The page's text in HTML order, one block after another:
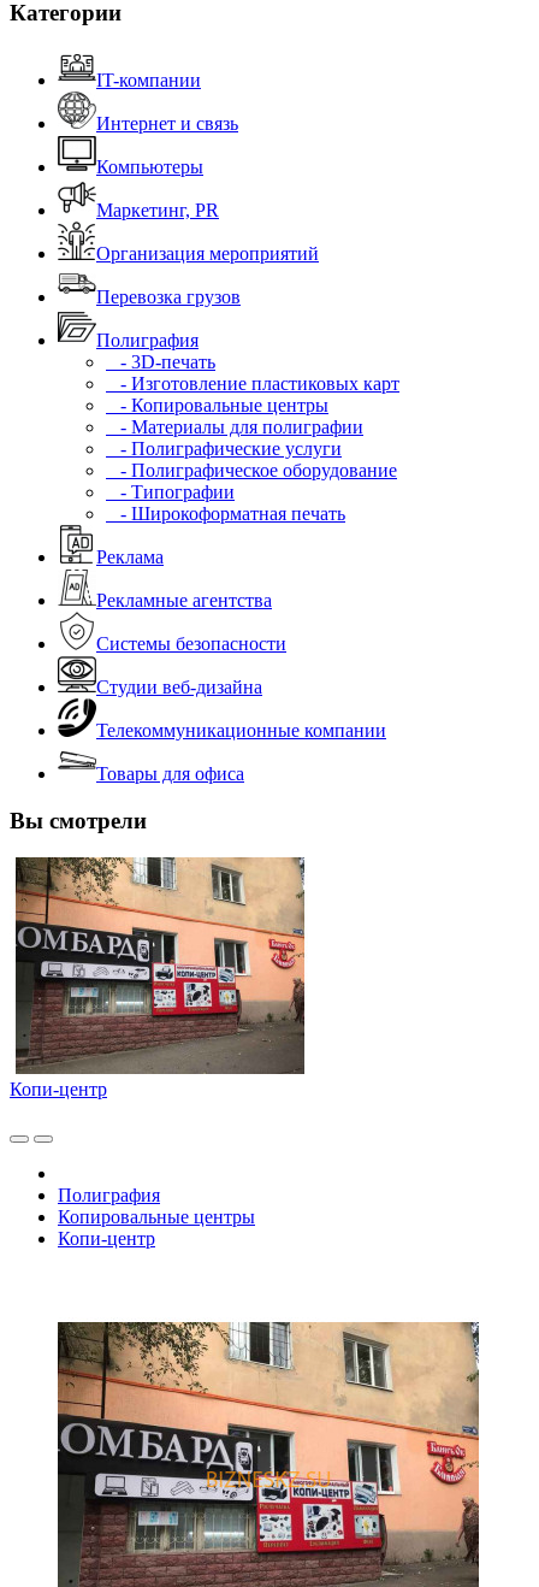
Категории
IT-компании
Интернет и связь
Компьютеры
Маркетинг, PR
Организация мероприятий
Перевозка грузов
Полиграфия
- 3D-печать
- Изготовление пластиковых карт
- Копировальные центры
- Материалы для полиграфии
- Полиграфические услуги
- Полиграфическое оборудование
- Типографии
- Широкоформатная печать
Реклама
Рекламные агентства
Системы безопасности
Студии веб-дизайна
Телекоммуникационные компании
Товары для офиса
Вы смотрели
Копи-центр
Полиграфия
Копировальные центры
Копи-центр